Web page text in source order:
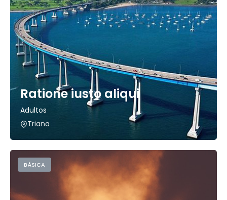
Ratione iusto aliqui
Adultos
Triana
BÁSICA